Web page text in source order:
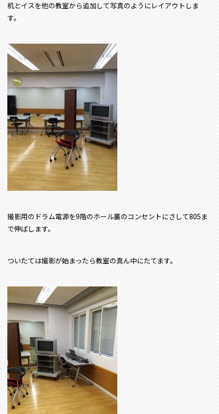
机とイスを他の教室から追加して写真のようにレイアウトしま
す。
撮影用のドラム電源を9階のホール裏のコンセントにさして805ま
で伸ばします。
ついたては撮影が始まったら教室の真ん中にたてます。